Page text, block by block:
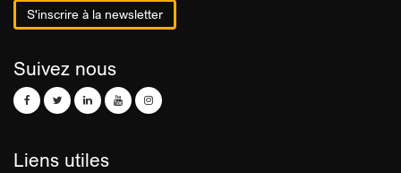
S'inscrire à la newsletter
Suivez nous
Liens utiles